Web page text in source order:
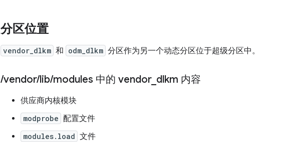
分区位置
vendor_dlkm 和 odm_dlkm 分区作为另一个动态分区位于超级分区中。
/vendor/lib/modules 中的 vendor_ dlkm 内容
供应商内核模块
modprobe 配置文件
modules.load 文件